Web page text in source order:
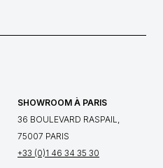
SHOWROOM À PARIS
36 BOULEVARD RASPAIL,
75007 PARIS
+33 (0)1 46 34 35 30